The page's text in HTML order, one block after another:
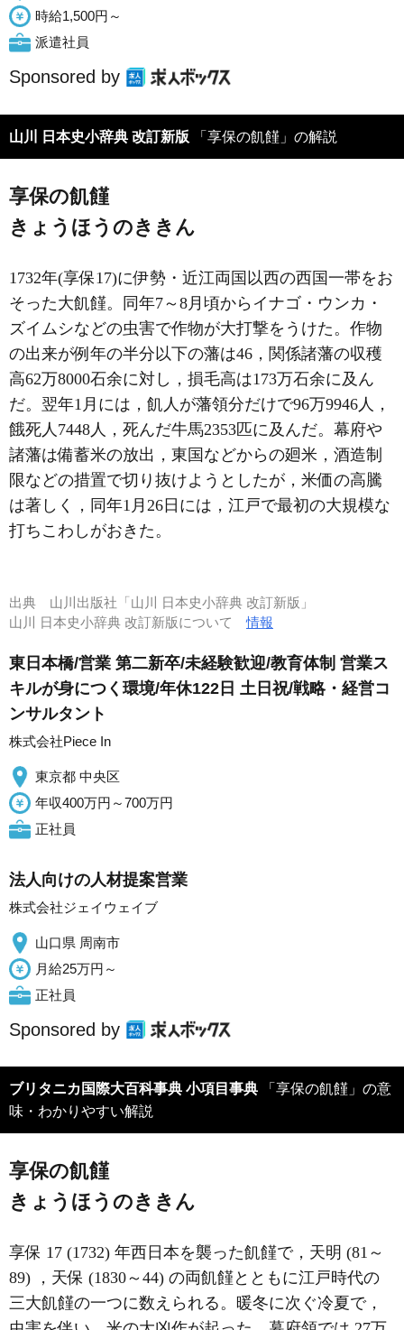
時給1,500円～
派遣社員
Sponsored by
山川 日本史小辞典 改訂新版 「享保の飢饉」の解説
享保の飢饉
きょうほうのききん
1732年(享保17)に伊勢・近江両国以西の西国一帯をお
そった大飢饉。同年7～8月頃からイナゴ・ウンカ・
ズイムシなどの虫害で作物が大打撃をうけた。作物
の出来が例年の半分以下の藩は46，関係諸藩の収穫
高62万8000石余に対し，損毛高は173万石余に及ん
だ。翌年1月には，飢人が藩領分だけで96万9946人，
餓死人7448人，死んだ牛馬2353匹に及んだ。幕府や
諸藩は備蓄米の放出，東国などからの廻米，酒造制
限などの措置で切り抜けようとしたが，米価の高騰
は著しく，同年1月26日には，江戸で最初の大規模な
打ちこわしがおきた。
出典 山川出版社「山川 日本史小辞典 改訂新版」
山川 日本史小辞典 改訂新版について情報
東日本橋/営業 第二新卒/未経験歓迎/教育体制 営業ス
キルが身につく環境/年休122日 土日祝/戦略・経営コ
ンサルタント
株式会社Piece In
東京都 中央区
年収400万円～700万円
正社員
法人向けの人材提案営業
株式会社ジェイウェイブ
山口県 周南市
月給25万円～
正社員
Sponsored by
ブリタニカ国際大百科事典 小項目事典 「享保の飢饉」の意
味・わかりやすい解説
享保の飢饉
きょうほうのききん
享保 17 (1732) 年西日本を襲った飢饉で，天明 (81～
89) ，天保 (1830～44) の両飢饉とともに江戸時代の
三大飢饉の一つに数えられる。暖冬に次ぐ冷夏で，